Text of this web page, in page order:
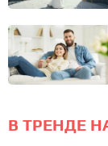
В ТРЕНДЕ